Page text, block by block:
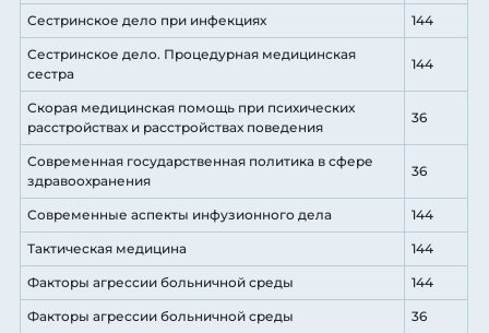
Сестринское дело при инфекциях 144
Сестринское дело. Процедурная медицинская
сестра
144
Скорая медицинская помощь при психических
расстройствах и расстройствах поведения
36
Современная государственная политика в сфере
здравоохранения
36
Современные аспекты инфузионного дела 144
Тактическая медицина 144
Факторы агрессии больничной среды 144
Факторы агрессии больничной среды 36